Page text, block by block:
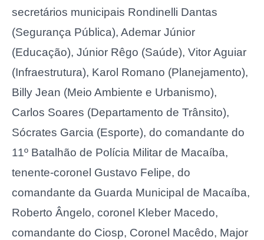
secretários municipais Rondinelli Dantas
(Segurança Pública), Ademar Júnior
(Educação), Júnior Rêgo (Saúde), Vitor Aguiar
(Infraestrutura), Karol Romano (Planejamento),
Billy Jean (Meio Ambiente e Urbanismo),
Carlos Soares (Departamento de Trânsito),
Sócrates Garcia (Esporte), do comandante do
11º Batalhão de Polícia Militar de Macaíba,
tenente-coronel Gustavo Felipe, do
comandante da Guarda Municipal de Macaíba,
Roberto Ângelo, coronel Kleber Macedo,
comandante do Ciosp, Coronel Macêdo, Major